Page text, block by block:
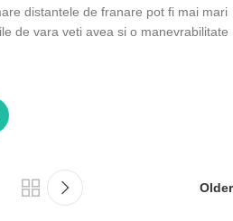
distantele de franare pot fi mai mari
de vara veti avea si o manevrabilitate
Older